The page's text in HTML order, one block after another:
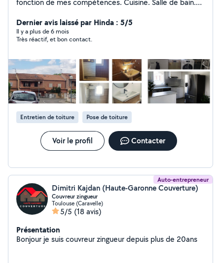
fonction de mes compétences. Cuisine. Salle de bain.
Nettoyage. Renovation N'hésitez pas car je suis sur
L'union donc pas loin. En vous remerciant et au plaisir de
pouvoir vous aider.
Dernier avis laissé par Hinda : 5/5
Il y a plus de 6 mois
Très réactif, et bon contact.
Entretien de toiture Pose de toiture
Voir le profil Contacter
Auto-entrepreneur
Dimitri Kajdan (Haute-Garonne Couverture)
Couvreur zingueur
Toulouse (Caravelle)
5/5 (18 avis)
Présentation
Bonjour je suis couvreur zingueur depuis plus de 20ans